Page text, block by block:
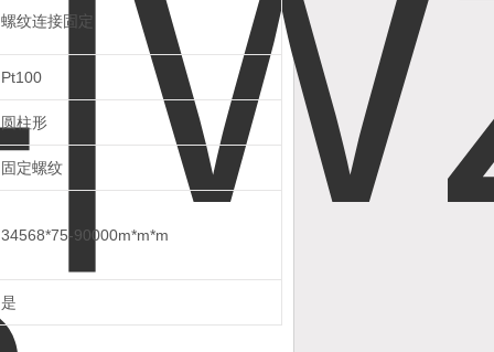
螺纹连接固定
Pt100
圆柱形
固定螺纹
34568*75-90000m*m*m
是